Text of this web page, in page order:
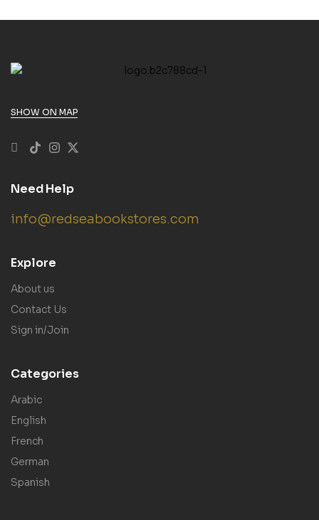
SHOW ON MAP
Need Help
info@redseabookstores.com
Explore
About us
Contact Us
Sign in/Join
Categories
Arabic
English
French
German
Spanish